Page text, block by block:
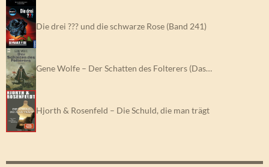
Die drei ??? und die schwarze Rose (Band 241)
Gene Wolfe – Der Schatten des Folterers (Das…
Hjorth & Rosenfeld – Die Schuld, die man trägt